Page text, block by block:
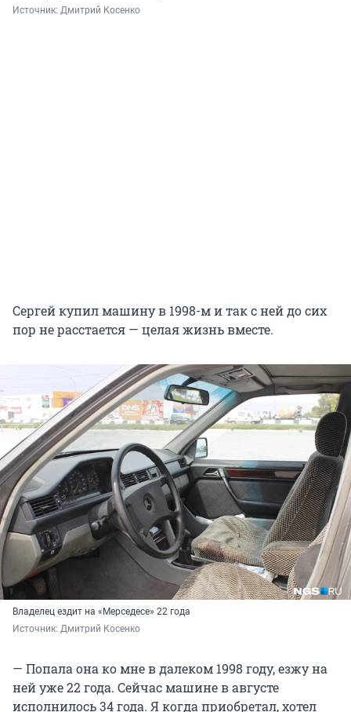
Источник: Дмитрий Косенко
Сергей купил машину в 1998-м и так с ней до сих
пор не расстается — целая жизнь вместе.
Владелец ездит на «Мерседесе» 22 года
Источник: Дмитрий Косенко
— Попала она ко мне в далеком 1998 году, езжу на
ней уже 22 года. Сейчас машине в августе
исполнилось 34 года. Я когда приобретал, хотел